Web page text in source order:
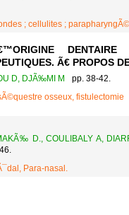
; cellulites ;
DENTAIRE
Ã€ PROPOS
D, DJÃ‰MI M
pp. 38-42.
osseux, fistulectomie
D., COULIBALY A,
Para-nasal.